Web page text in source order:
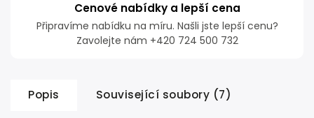
Cenové nabídky a lepší cena
Připravíme nabídku na míru. Našli jste lepší cenu?
Zavolejte nám +420 724 500 732
Popis Související soubory (7)